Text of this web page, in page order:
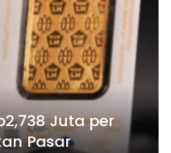
Juta per
Pasar